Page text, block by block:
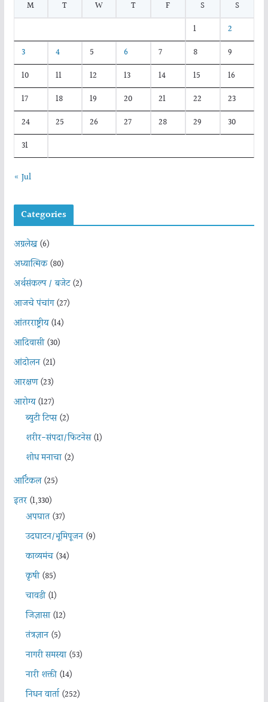
M T W T F S
S
1
2
3
4 5 6 7 8
9
10
11 12 13 14 15
16
17
18 19 20 21 22
23
24
25 26 27 28 29
30
31
« Jul
Categories
अग्रलेख(6)
अध्यात्मिक(80)
अर्थसंकल्प / बजेट(2)
आजचे पंचांग(27)
आंतरराष्ट्रीय(14)
आदिवासी(30)
आंदोलन(21)
आरक्षण(23)
आरोग्य(127)
ब्युटी टिप्स(2)
शरीर-संपदा/फिटनेस(1)
शोध मनाचा(2)
आर्टिकल(25)
इतर(1,330)
अपघात(37)
उदघाटन/भूमिपूजन(9)
काव्यमंच(34)
कृषी(85)
चावडी(1)
जिज्ञासा(12)
तंत्रज्ञान(5)
नागरी समस्या(53)
नारी शक्ती(14)
निधन वार्ता(252)